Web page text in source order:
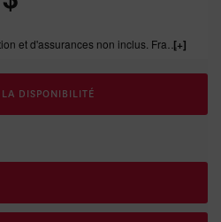
TPS, TVQ, frais d'immatriculation et d'assurances non inclus. Frais de concessonnaire de 1199.00$ inclus.
DISPONIBILITÉ